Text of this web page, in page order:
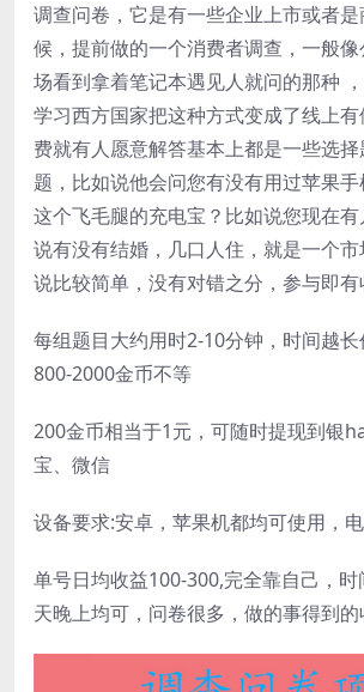
调查问卷，它是有一些企业上市或者
候，提前做的一个消费者调查，一般
场看到拿着笔记本遇见人就问的那种
学习西方国家把这种方式变成了线上
费就有人愿意解答基本上都是一些选
题，比如说他会问您有没有用过苹果
这个飞毛腿的充电宝？比如说您现在
说有没有结婚，几口人住，就是一个
说比较简单，没有对错之分，参与即有
每组题目大约用时2-10分钟，时间越
800-2000金币不等
200金币相当于1元，可随时提现到银
宝、微信
设备要求:安卓，苹果机都均可使用，电
单号日均收益100-300,完全靠自己，时
天晚上均可，问卷很多，做的事得到